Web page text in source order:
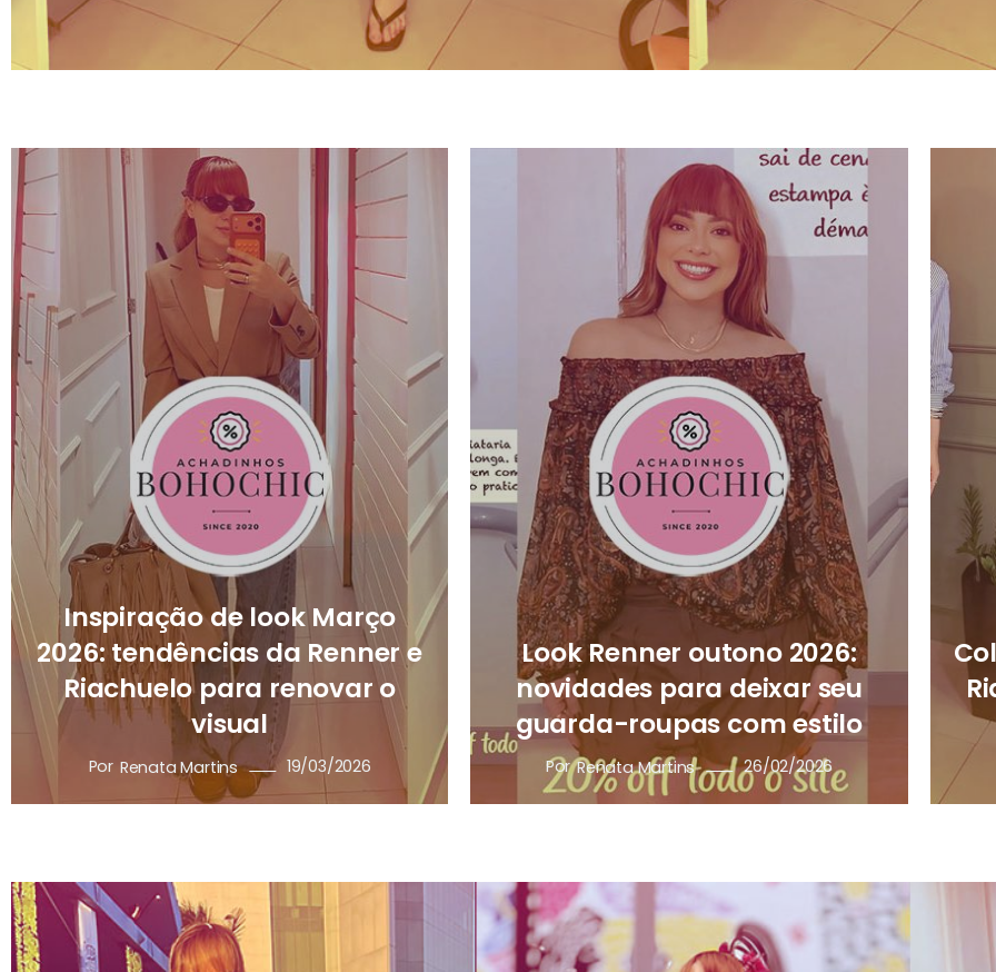
Inspiração de look Março
2026: tendências da Renner e
Riachuelo para renovar o
visual
Por Renata Martins 19/03/2026
Look Renner outono 2026:
novidades para deixar seu
guarda-roupas com estilo
Por Renata Martins 26/02/2026